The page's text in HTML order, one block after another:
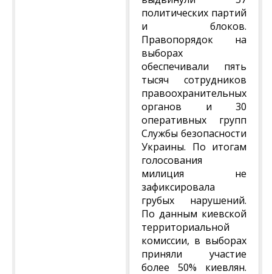
политических партий
и блоков.
Правопорядок на
выборах
обеспечивали пять
тысяч сотрудников
правоохранительных
органов и 30
оперативных групп
Службы безопасности
Украины. По итогам
голосования
милиция не
зафиксировала
грубых нарушений.
По данным киевской
территориальной
комиссии, в выборах
приняли участие
более 50% киевлян.